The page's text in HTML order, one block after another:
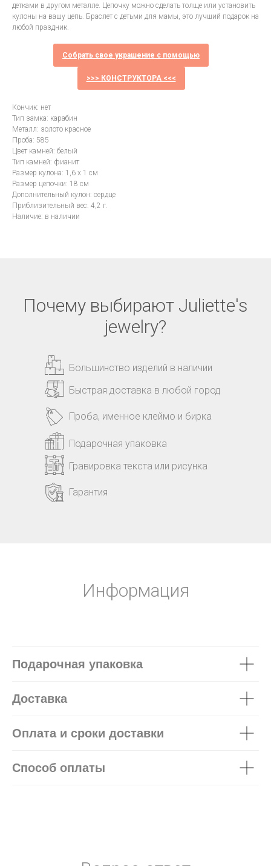
детками в другом металле. Цепочку можно сделать толще или установить
кулоны на вашу цепь. Браслет с детьми для мамы, это лучший подарок на
любой праздник.
Собрать свое украшение с помощью
>>> КОНСТРУКТОРА <<<
Кончик: нет
Тип замка: карабин
Металл: золото красное
Проба: 585
Цвет камней: белый
Тип камней: фианит
Размер кулона: 1,6 х 1 см
Размер цепочки: 18 см
Дополнительный кулон: сердце
Приблизительный вес: 4,2 г.
Наличие: в наличии
Почему выбирают Juliette's
jewelry?
Большинство изделий в наличии
Быстрая доставка в любой город
Подарочная упаковка
Гравировка текста или рисунка
Проба, именное клеймо и бирка
Гарантия
Информация
Подарочная упаковка
Доставка
Оплата и сроки доставки
Способ оплаты